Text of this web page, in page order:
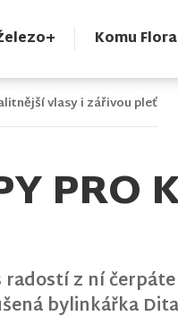
Komu
vlasy i zářivou pleť
PRO
z ní
bylinkářka